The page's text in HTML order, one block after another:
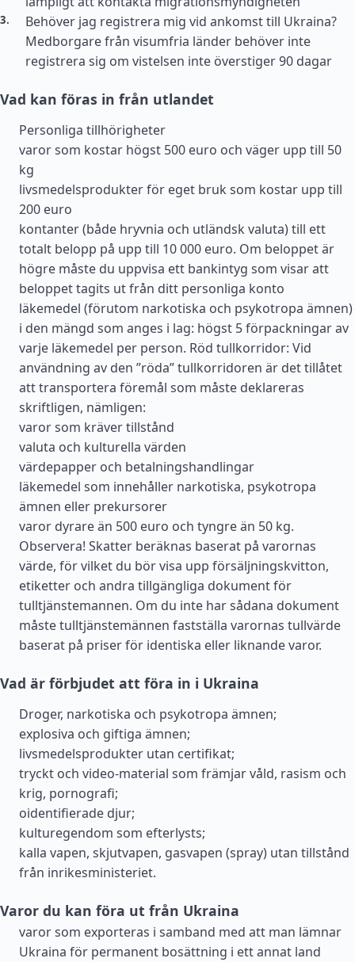
Behöver jag registrera mig vid ankomst till Ukraina?
Medborgare från visumfria länder behöver inte
registrera sig om vistelsen inte överstiger 90 dagar
Vad kan föras in från utlandet
Personliga tillhörigheter
varor som kostar högst 500 euro och väger upp till 50
kg
livsmedelsprodukter för eget bruk som kostar upp till
200 euro
kontanter (både hryvnia och utländsk valuta) till ett
totalt belopp på upp till 10 000 euro. Om beloppet är
högre måste du uppvisa ett bankintyg som visar att
beloppet tagits ut från ditt personliga konto
läkemedel (förutom narkotiska och psykotropa ämnen)
i den mängd som anges i lag: högst 5 förpackningar av
varje läkemedel per person. Röd tullkorridor: Vid
användning av den ”röda” tullkorridoren är det tillåtet
att transportera föremål som måste deklareras
skriftligen, nämligen:
varor som kräver tillstånd
valuta och kulturella värden
värdepapper och betalningshandlingar
läkemedel som innehåller narkotiska, psykotropa
ämnen eller prekursorer
varor dyrare än 500 euro och tyngre än 50 kg.
Observera! Skatter beräknas baserat på varornas
värde, för vilket du bör visa upp försäljningskvitton,
etiketter och andra tillgängliga dokument för
tulltjänstemannen. Om du inte har sådana dokument
måste tulltjänstemännen fastställa varornas tullvärde
baserat på priser för identiska eller liknande varor.
Vad är förbjudet att föra in i Ukraina
Droger, narkotiska och psykotropa ämnen;
explosiva och giftiga ämnen;
livsmedelsprodukter utan certifikat;
tryckt och video-material som främjar våld, rasism och
krig, pornografi;
oidentifierade djur;
kulturegendom som efterlysts;
kalla vapen, skjutvapen, gasvapen (spray) utan tillstånd
från inrikesministeriet.
Varor du kan föra ut från Ukraina
varor som exporteras i samband med att man lämnar
Ukraina för permanent bosättning i ett annat land